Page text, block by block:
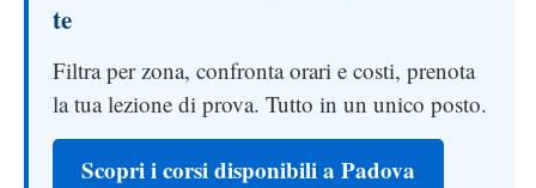
te
Filtra per zona, confronta orari e costi, prenota
la tua lezione di prova. Tutto in un unico posto.
Scopri i corsi disponibili a Padova